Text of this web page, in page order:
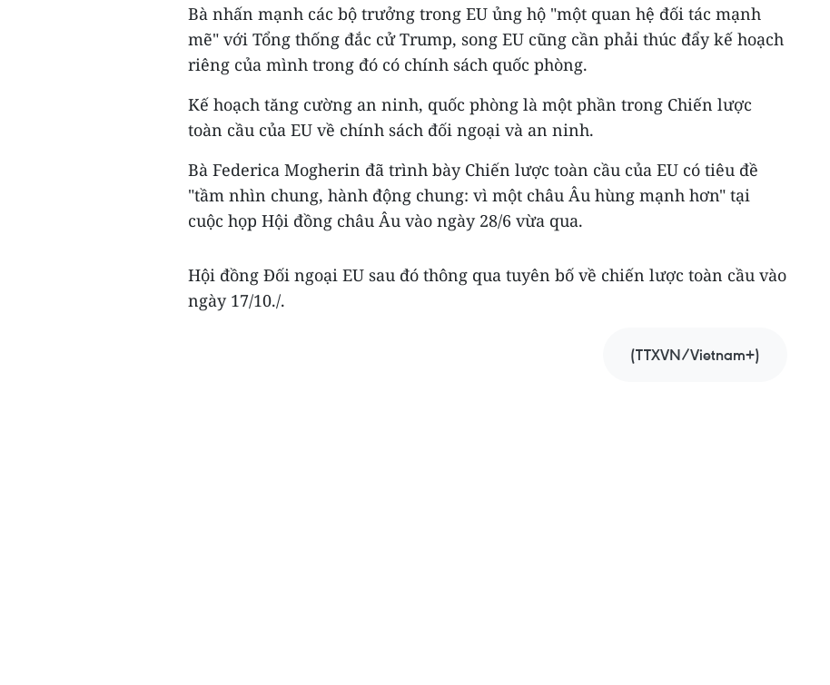
Bà nhấn mạnh các bộ trưởng trong EU ủng hộ "một quan hệ đối tác mạnh
mẽ" với Tổng thống đắc cử Trump, song EU cũng cần phải thúc đẩy kế hoạch
riêng của mình trong đó có chính sách quốc phòng.
Kế hoạch tăng cường an ninh, quốc phòng là một phần trong Chiến lược
toàn cầu của EU về chính sách đối ngoại và an ninh.
Bà Federica Mogherin đã trình bày Chiến lược toàn cầu của EU có tiêu đề
"tầm nhìn chung, hành động chung: vì một châu Âu hùng mạnh hơn" tại
cuộc họp Hội đồng châu Âu vào ngày 28/6 vừa qua.
Hội đồng Đối ngoại EU sau đó thông qua tuyên bố về chiến lược toàn cầu vào
ngày 17/10./.
(TTXVN/Vietnam+)